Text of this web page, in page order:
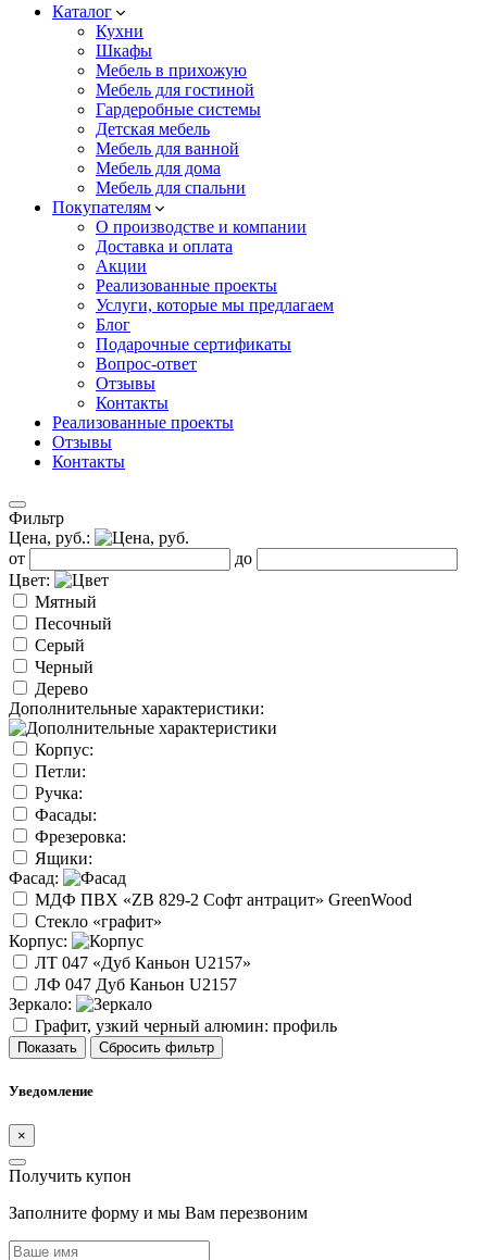
Каталог
Кухни
Шкафы
Мебель в прихожую
Мебель для гостиной
Гардеробные системы
Детская мебель
Мебель для ванной
Мебель для дома
Мебель для спальни
Покупателям
О производстве и компании
Доставка и оплата
Акции
Реализованные проекты
Услуги, которые мы предлагаем
Блог
Подарочные сертификаты
Вопрос-ответ
Отзывы
Контакты
Реализованные проекты
Отзывы
Контакты
Фильтр
Цена, руб.:
от
до
Цвет:
Мятный
Песочный
Серый
Черный
Дерево
Дополнительные характеристики:
Корпус:
Петли:
Ручка:
Фасады:
Фрезеровка:
Ящики:
Фасад:
МДФ ПВХ «ZB 829-2 Софт антрацит» GreenWood
Стекло «графит»
Корпус:
ЛТ 047 «Дуб Каньон U2157»
ЛФ 047 Дуб Каньон U2157
Зеркало:
Графит, узкий черный алюмин: профиль
Показать Сбросить фильтр
Уведомление
×
Получить купон
Заполните форму и мы Вам перезвоним